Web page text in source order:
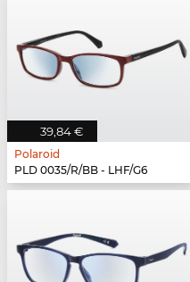
39,84 €
Polaroid
PLD 0035/R/BB - LHF/G6